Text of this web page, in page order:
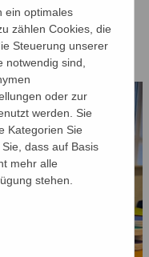
Lesefreude
anregen.
ein optimales
zählen Cookies, die
Steuerung unserer
notwendig sind,
oder zur
werden. Sie
Kategorien Sie
dass auf Basis
mehr alle
stehen.